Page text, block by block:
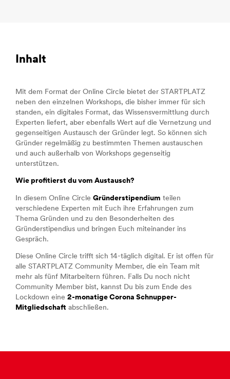
Inhalt
Mit dem Format der Online Circle bietet der STARTPLATZ
neben den einzelnen Workshops, die bisher immer für sich
standen, ein digitales Format, das Wissensvermittlung durch
Experten liefert, aber ebenfalls Wert auf die Vernetzung und
gegenseitigen Austausch der Gründer legt. So können sich
Gründer regelmäßig zu bestimmten Themen austauschen
und auch außerhalb von Workshops gegenseitig
unterstützen.
Wie profitierst du vom Austausch?
In diesem Online Circle Gründerstipendium teilen
verschiedene Experten mit Euch ihre Erfahrungen zum
Thema Gründen und zu den Besonderheiten des
Gründerstipendius und bringen Euch miteinander ins
Gespräch.
Diese Online Circle trifft sich 14-täglich digital. Er ist offen für
alle STARTPLATZ Community Member, die ein Team mit
mehr als fünf Mitarbeitern führen. Falls Du noch nicht
Community Member bist, kannst Du bis zum Ende des
Lockdown eine 2-monatige Corona Schnupper-
Mitgliedschaft abschließen.